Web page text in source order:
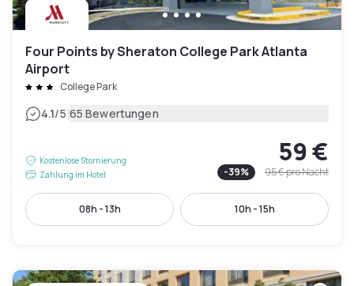
Four Points by Sheraton College Park Atlanta
Airport
College Park
4.1/5|65 Bewertungen
Kostenlose Stornierung
Zahlung im Hotel
59 €
-39% 95 €pro Nacht
08h - 13h 10h - 15h